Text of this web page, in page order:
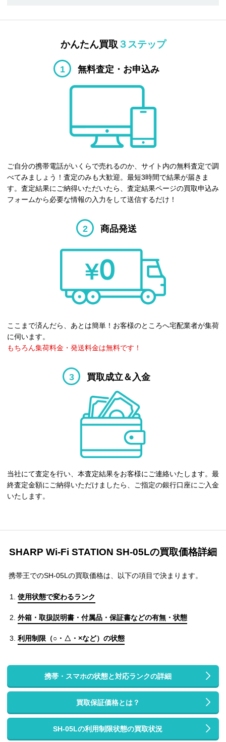
かんたん買取 ３ステップ
1 無料査定・お申込み
ご自分の携帯電話がいくらで売れるのか、サイト内の無料査定で調
べてみましょう！査定のみも大歓迎。最短3時間で結果が届きま
す。査定結果にご納得いただいたら、査定結果ページの買取申込み
フォームから必要な情報の入力をして送信するだけ！
2 商品発送
ここまで済んだら、あとは簡単！お客様のところへ宅配業者が集荷
に伺います。
もちろん集荷料金・発送料金は無料です！
3 買取成立＆入金
当社にて査定を行い、本査定結果をお客様にご連絡いたします。最
終査定金額にご納得いただけましたら、ご指定の銀行口座にご入金
いたします。
SHARP Wi-Fi STATION SH-05Lの買取価格詳細
携帯王でのSH-05Lの買取価格は、以下の項目で決まります。
使用状態で変わるランク
外箱・取扱説明書・付属品・保証書などの有無・状態
利用制限（○・△・×など）の状態
携帯・スマホの状態と対応ランクの詳細
買取保証価格とは？
SH-05Lの利用制限状態の買取状況